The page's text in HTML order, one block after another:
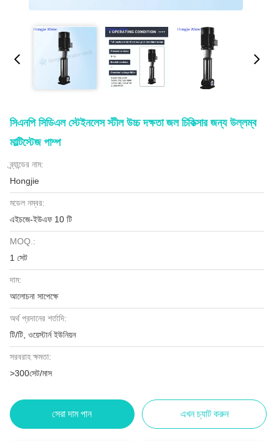
সিএনপি সিডিএল স্টেইনলেস স্টীল উচ্চ দক্ষতা জল চিকিত্সার জন্য উল্লম্ব
মাল্টিস্টেজ পাম্প
ব্র্যান্ডের নাম:
Hongjie
মডেল নম্বর:
এইচজে-ইউএফ 10 টি
MOQ.:
1 সেট
দাম:
আলোচনা সাপেক্ষে
অর্থ প্রদানের শর্তাদি:
টি/টি, ওয়েস্টার্ন ইউনিয়ন
সরবরাহ ক্ষমতা:
>300সেট/মাস
সেরা দাম পান এখন চ্যাট করুন